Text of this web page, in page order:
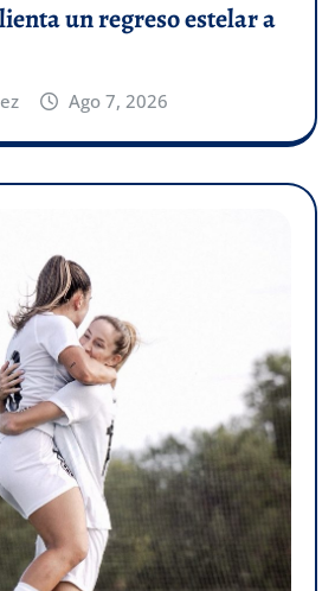
un regreso estelar a
Ago 7, 2026